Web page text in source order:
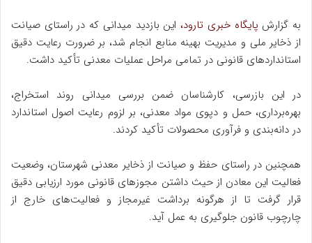
به گزارش پایگاه خبری تارود، این بازدید میدانی که در راستای صیانت
از ذخایر ملی و مدیریت بهینه منابع انجام شد، بر ضرورت رعایت دقیق
استانداردهای قانونی در تمامی مراحل عملیات معدنی تأکید داشت.
در این بازرسی، کارشناسان ضمن بررسی میدانی روند استخراج،
بهره‌برداری، حمل و دپوی مواد معدنی، بر لزوم رعایت اصول استاندارد
در دانه‌بندی و فرآوری محصولات تأکید کردند.
همچنین در راستای حفظ و صیانت از ذخایر معدنی شهرستان، وضعیت
فعالیت این معادن از حیث داشتن مجوزهای قانونی مورد ارزیابی دقیق
قرار گرفت تا از هرگونه برداشت غیرمجاز و فعالیت‌های خارج از
چارچوب قانون جلوگیری به عمل آید.